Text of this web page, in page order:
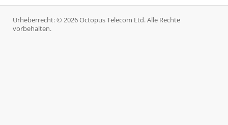
Urheberrecht: © 2026 Octopus Telecom Ltd. Alle Rechte
vorbehalten.